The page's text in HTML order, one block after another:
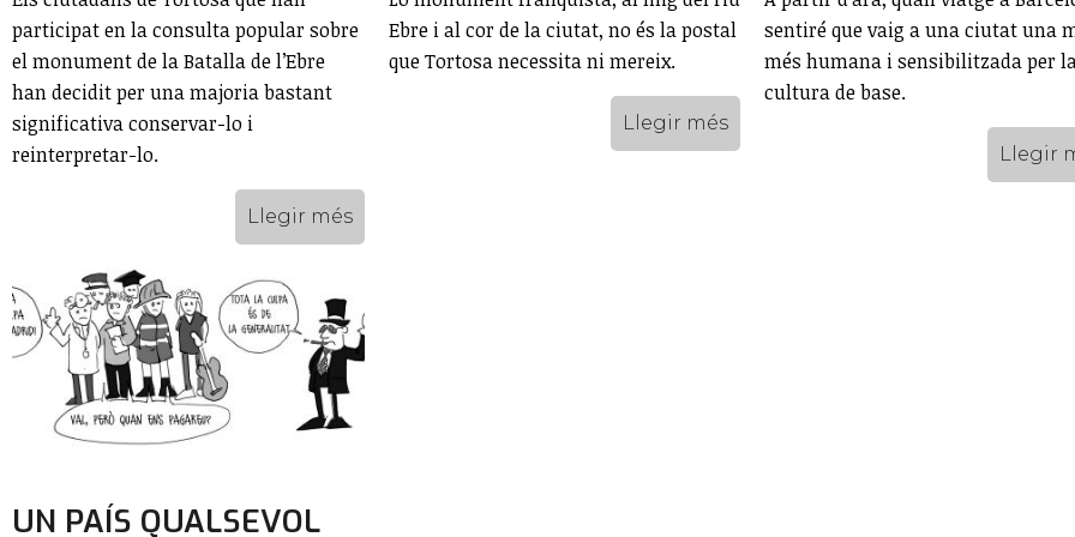
participat en la consulta popular sobre
el monument de la Batalla de l’Ebre
han decidit per una majoria bastant
significativa conservar-lo i
reinterpretar-lo.
Llegir més
Ebre i al cor de la ciutat, no és la postal
que Tortosa necessita ni mereix.
Llegir més
sentiré que vaig a una ciutat una
més humana i sensibilitzada per
cultura de base.
Llegir
UN PAÍS QUALSEVOL